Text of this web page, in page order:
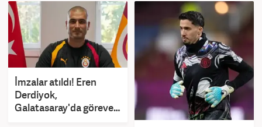
İmzalar atıldı! Eren
Derdiyok,
Galatasaray'da göreve